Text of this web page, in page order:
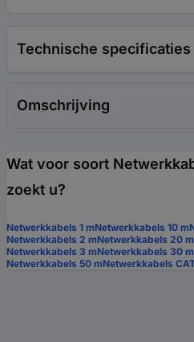
Technische specificaties
Omschrijving
Wat voor soort
zoekt u?
Netwerkkabels 1 mNetwerkkabels 10 m
Netwerkkabels 2 mNetwerkkabels 20 m
Netwerkkabels 3 mNetwerkkabels 30 m
Netwerkkabels 50 mNetwerkkabels